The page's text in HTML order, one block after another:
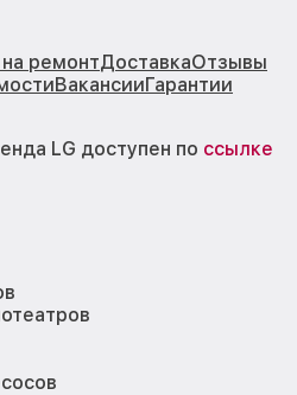
ремонтДоставкаОтзывы
ВакансииГарантии
LG доступен по ссылке